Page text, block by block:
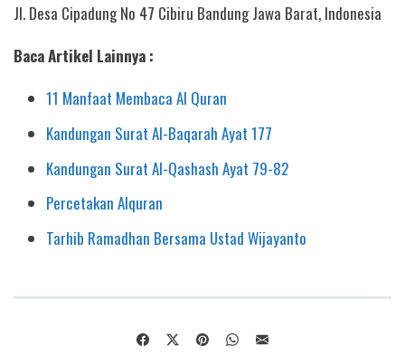
Jl. Desa Cipadung No 47 Cibiru Bandung Jawa Barat, Indonesia
Baca Artikel Lainnya :
11 Manfaat Membaca Al Quran
Kandungan Surat Al-Baqarah Ayat 177
Kandungan Surat Al-Qashash Ayat 79-82
Percetakan Alquran
Tarhib Ramadhan Bersama Ustad Wijayanto